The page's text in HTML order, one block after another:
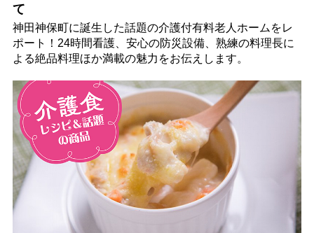
て
神田神保町に誕生した話題の介護付有料老人ホームをレ
ポート！24時間看護、安心の防災設備、熟練の料理長に
よる絶品料理ほか満載の魅力をお伝えします。